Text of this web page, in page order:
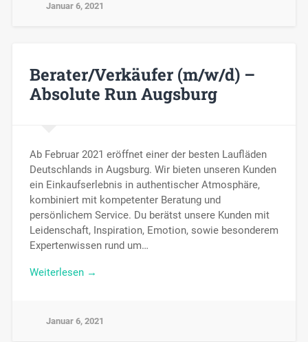
Januar 6, 2021
Berater/Verkäufer (m/w/d) –
Absolute Run Augsburg
Ab Februar 2021 eröffnet einer der besten Laufläden
Deutschlands in Augsburg. Wir bieten unseren Kunden
ein Einkaufserlebnis in authentischer Atmosphäre,
kombiniert mit kompetenter Beratung und
persönlichem Service. Du berätst unsere Kunden mit
Leidenschaft, Inspiration, Emotion, sowie besonderem
Expertenwissen rund um…
Weiterlesen →
Januar 6, 2021